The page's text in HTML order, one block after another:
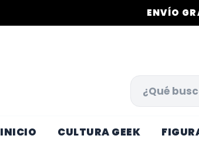
ENVÍO
INICIO CULTURA GEEK